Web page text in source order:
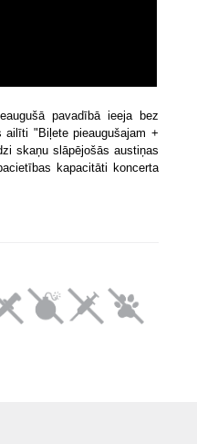
pavadībā ieeja bez
ailīti "Biļete pieaugušajam +
skaņu slāpējošās austiņas
kapacitāti koncerta